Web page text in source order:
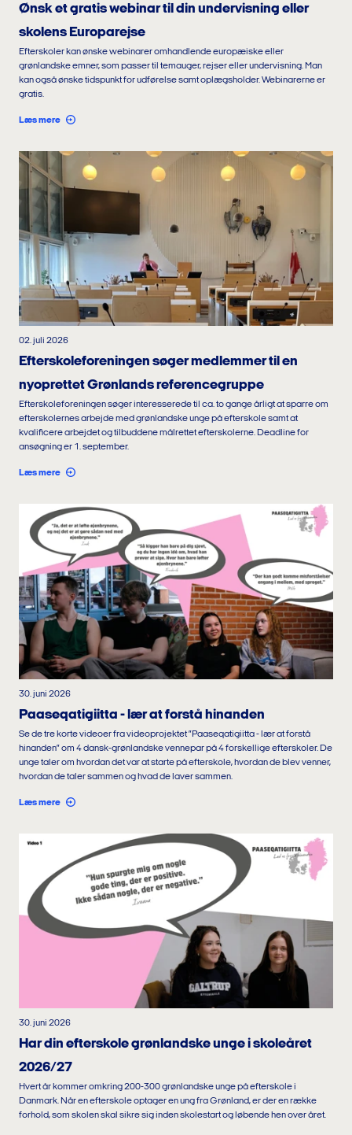
Ønsk et gratis webinar til din undervisning eller
skolens Europarejse
Efterskoler kan ønske webinarer omhandlende europæiske eller
grønlandske emner, som passer til temauger, rejser eller undervisning. Man
kan også ønske tidspunkt for udførelse samt oplægsholder. Webinarerne er
gratis.
Læs mere
02. juli 2026
Efterskoleforeningen søger medlemmer til en
nyoprettet Grønlands referencegruppe
Efterskoleforeningen søger interesserede til ca. to gange årligt at sparre om
efterskolernes arbejde med grønlandske unge på efterskole samt at
kvalificere arbejdet og tilbuddene målrettet efterskolerne. Deadline for
ansøgning er 1. september.
Læs mere
30. juni 2026
Paaseqatigiitta - lær at forstå hinanden
Se de tre korte videoer fra videoprojektet ”Paaseqatigiitta - lær at forstå
hinanden” om 4 dansk-grønlandske vennepar på 4 forskellige efterskoler. De
unge taler om hvordan det var at starte på efterskole, hvordan de blev venner,
hvordan de taler sammen og hvad de laver sammen.
Læs mere
30. juni 2026
Har din efterskole grønlandske unge i skoleåret
2026/27
Hvert år kommer omkring 200-300 grønlandske unge på efterskole i
Danmark. Når en efterskole optager en ung fra Grønland, er der en række
forhold, som skolen skal sikre sig inden skolestart og løbende hen over året.